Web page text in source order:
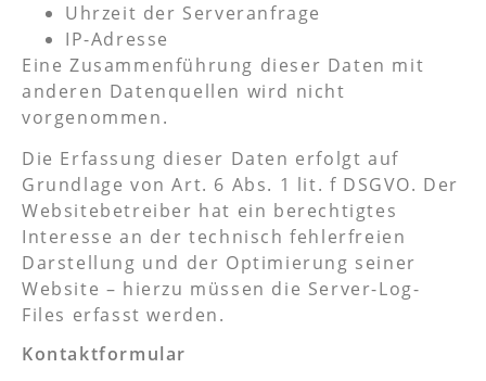
Uhrzeit der Serveranfrage
IP-Adresse
Eine Zusammenführung dieser Daten mit
anderen Datenquellen wird nicht
vorgenommen.
Die Erfassung dieser Daten erfolgt auf
Grundlage von Art. 6 Abs. 1 lit. f DSGVO. Der
Websitebetreiber hat ein berechtigtes
Interesse an der technisch fehlerfreien
Darstellung und der Optimierung seiner
Website – hierzu müssen die Server-Log-
Files erfasst werden.
Kontaktformular